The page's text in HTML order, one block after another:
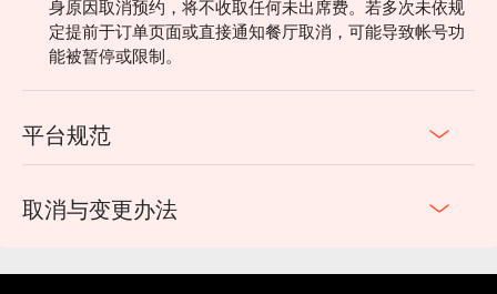
身原因取消预约，将不收取任何未出席费。若多次未依规
定提前于订单页面或直接通知餐厅取消，可能导致帐号功
能被暂停或限制。
平台规范
取消与变更办法